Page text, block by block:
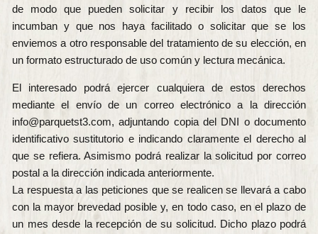
de modo que pueden solicitar y recibir los datos que le
incumban y que nos haya facilitado o solicitar que se los
enviemos a otro responsable del tratamiento de su elección, en
un formato estructurado de uso común y lectura mecánica.
El interesado podrá ejercer cualquiera de estos derechos
mediante el envío de un correo electrónico a la dirección
info@parquetst3.com, adjuntando copia del DNI o documento
identificativo sustitutorio e indicando claramente el derecho al
que se refiera. Asimismo podrá realizar la solicitud por correo
postal a la dirección indicada anteriormente.
La respuesta a las peticiones que se realicen se llevará a cabo
con la mayor brevedad posible y, en todo caso, en el plazo de
un mes desde la recepción de su solicitud. Dicho plazo podrá